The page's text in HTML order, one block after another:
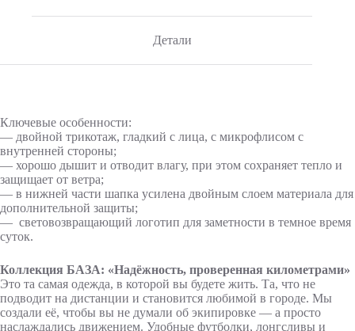
Детали
Ключевые особенности:
— двойной трикотаж, гладкий с лица, с микрофлисом с
внутренней стороны;
— хорошо дышит и отводит влагу, при этом сохраняет тепло и
защищает от ветра;
— в нижней части шапка усилена двойным слоем материала для
дополнительной защиты;
— световозвращающий логотип для заметности в темное время
суток.
Коллекция БАЗА: «Надёжность, проверенная километрами»
Это та самая одежда, в которой вы будете жить. Та, что не
подводит на дистанции и становится любимой в городе. Мы
создали её, чтобы вы не думали об экипировке — а просто
наслаждались движением. Удобные футболки, лонгсливы и